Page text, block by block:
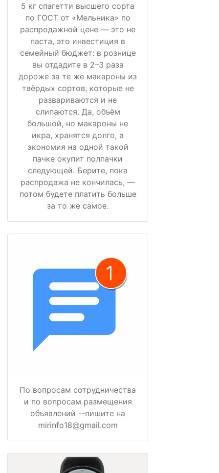
5 кг спагетти высшего сорта
по ГОСТ от «Мельника» по
распродажной цене — это не
паста, это инвестиция в
семейный бюджет: в рознице
вы отдадите в 2–3 раза
дороже за те же макароны из
твёрдых сортов, которые не
развариваются и не
слипаются. Да, объём
большой, но макароны не
икра, хранятся долго, а
экономия на одной такой
пачке окупит полпачки
следующей. Берите, пока
распродажа не кончилась, —
потом будете платить больше
за то же самое.
По вопросам сотрудничества
и по вопросам размещения
объявлений --пишите на
mirinfo18@gmail.com